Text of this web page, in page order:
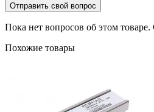
Отправить свой вопрос
Пока нет вопросов об этом
Похожие товары